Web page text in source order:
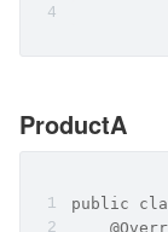
ProductA
public